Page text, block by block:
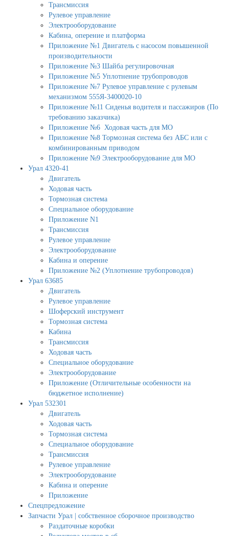
Трансмиссия
Рулевое управление
Электрооборудование
Кабина, оперение и платформа
Приложение №1 Двигатель с насосом повышенной
производительности
Приложение №3 Шайба регулировочная
Приложение №5 Уплотнение трубопроводов
Приложение №7 Рулевое управление с рулевым
механизмом 555Я-3400020-10
Приложение №11 Сиденья водителя и пассажиров (По
требованию заказчика)
Приложение №6 Ходовая часть для МО
Приложение №8 Тормозная система без АБС или с
комбинированным приводом
Приложение №9 Электрооборудование для МО
Урал 4320-41
Двигатель
Ходовая часть
Тормозная система
Специальное оборудование
Приложение N1
Трансмиссия
Рулевое управление
Электрооборудование
Кабина и оперение
Приложение №2 (Уплотнение трубопроводов)
Урал 63685
Двигатель
Рулевое управление
Шоферский инструмент
Тормозная система
Кабина
Трансмиссия
Ходовая часть
Специальное оборудование
Электрооборудование
Приложение (Отличительные особенности на
бюджетное исполнение)
Урал 532301
Двигатель
Ходовая часть
Тормозная система
Специальное оборудование
Трансмиссия
Рулевое управление
Электрооборудование
Кабина и оперение
Приложение
Спецпредложение
Запчасти Урал | собственное сборочное производство
Раздаточные коробки